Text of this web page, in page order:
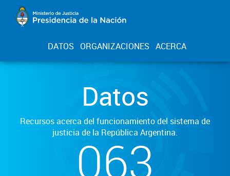
DATOS ORGANIZACIONES ACERCA
Datos
Recursos acerca del funcionamiento del sistema de
justicia de la República Argentina.
063